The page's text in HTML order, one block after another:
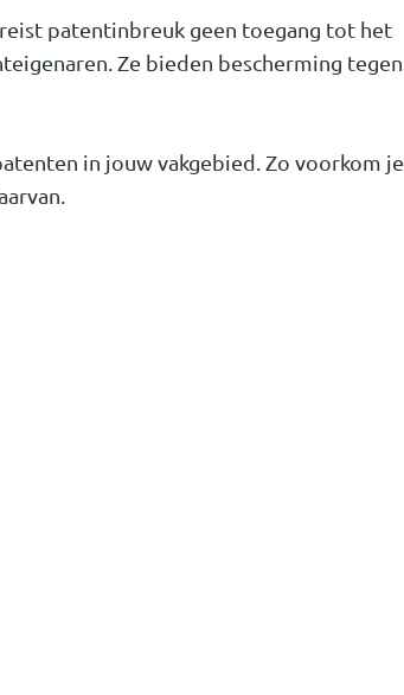
patentinbreuk geen toegang tot het
Ze bieden bescherming tegen
in jouw vakgebied. Zo voorkom je